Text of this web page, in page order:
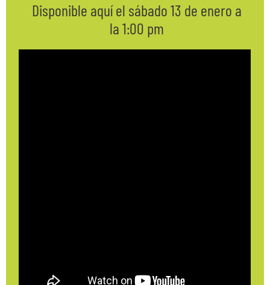
Disponible aquí el sábado 13 de enero a
la 1:00 pm